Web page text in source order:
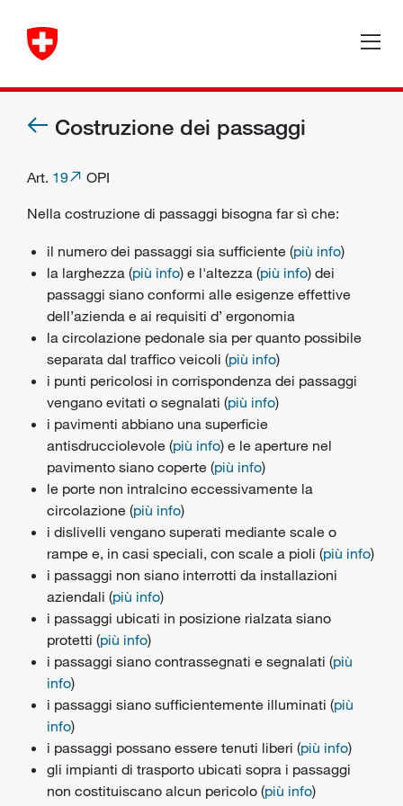
Costruzione dei passaggi
Art. 19
OPI
Nella costruzione di passaggi bisogna far sì che:
il numero dei passaggi sia sufficiente (più info)
la larghezza (più info) e l'altezza (più info) dei
passaggi siano conformi alle esigenze effettive
dell’azienda e ai requisiti d’ ergonomia
la circolazione pedonale sia per quanto possibile
separata dal traffico veicoli (più info)
i punti pericolosi in corrispondenza dei passaggi
vengano evitati o segnalati (più info)
i pavimenti abbiano una superficie
antisdrucciolevole (più info) e le aperture nel
pavimento siano coperte (più info)
le porte non intralcino eccessivamente la
circolazione (più info)
i dislivelli vengano superati mediante scale o
rampe e, in casi speciali, con scale a pioli (più info)
i passaggi non siano interrotti da installazioni
aziendali (più info)
i passaggi ubicati in posizione rialzata siano
protetti (più info)
i passaggi siano contrassegnati e segnalati (più
info)
i passaggi siano sufficientemente illuminati (più
info)
i passaggi possano essere tenuti liberi (più info)
gli impianti di trasporto ubicati sopra i passaggi
non costituiscano alcun pericolo (più info)